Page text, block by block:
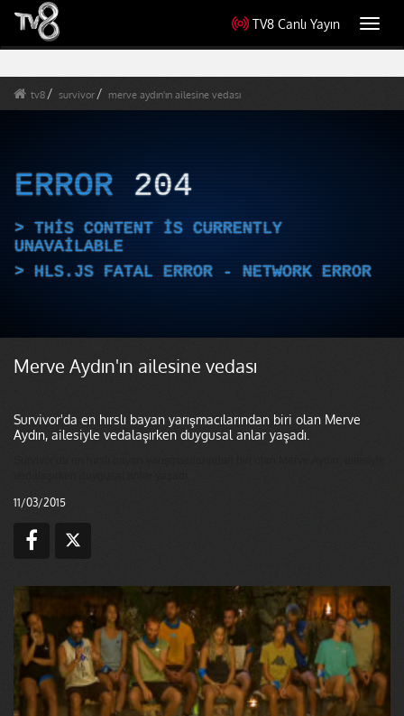
TV8 Canlı Yayın
tv8 survivor merve aydın'ın ailesine vedası
ERROR 204
THIS CONTENT IS CURRENTLY
UNAVAILABLE
HLS.JS FATAL ERROR - NETWORK ERROR
Merve Aydın'ın ailesine vedası
Survivor'da en hırslı bayan yarışmacılarından biri olan Merve
Aydın, ailesiyle vedalaşırken duygusal anlar yaşadı.
11/03/2015